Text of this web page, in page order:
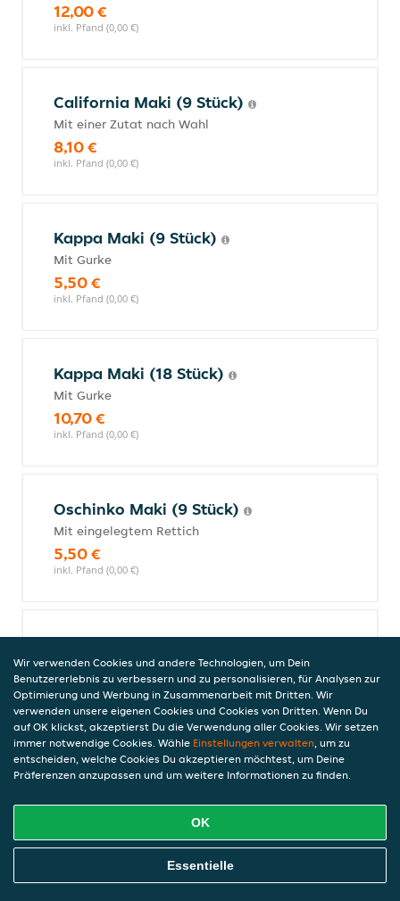
12,00 €
inkl. Pfand (0,00 €)
California Maki (9 Stück)
Mit einer Zutat nach Wahl
8,10 €
inkl. Pfand (0,00 €)
Kappa Maki (9 Stück)
Mit Gurke
5,50 €
inkl. Pfand (0,00 €)
Kappa Maki (18 Stück)
Mit Gurke
10,70 €
inkl. Pfand (0,00 €)
Oschinko Maki (9 Stück)
Mit eingelegtem Rettich
5,50 €
inkl. Pfand (0,00 €)
Mit eingelegtem Rettich
10,70 €
inkl. Pfand (0,00 €)
Avocado Maki (9 Stück)
6,30 €
Online Essen Bestellen
Wir verwenden Cookies und andere Technologien, um Dein
Benutzererlebnis zu verbessern und zu personalisieren, für Analysen zur
Optimierung und Werbung in Zusammenarbeit mit Dritten. Wir
verwenden unsere eigenen Cookies und Cookies von Dritten. Wenn Du
auf OK klickst, akzeptierst Du die Verwendung aller Cookies. Wir setzen
immer notwendige Cookies. Wähle Einstellungen verwalten, um zu
entscheiden, welche Cookies Du akzeptieren möchtest, um Deine
Präferenzen anzupassen und um weitere Informationen zu finden.
OK
Essentielle